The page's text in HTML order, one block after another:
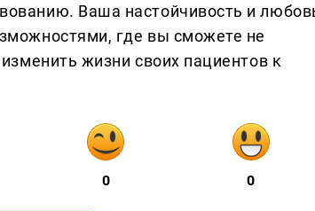
Ваша настойчивость и
где вы сможете не
жизни своих пациентов к
0 0